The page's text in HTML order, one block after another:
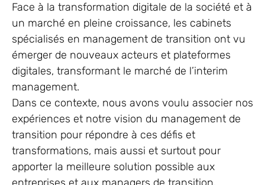
Face à la transformation digitale de la société et à
un marché en pleine croissance, les cabinets
spécialisés en management de transition ont vu
émerger de nouveaux acteurs et plateformes
digitales, transformant le marché de l’interim
management.
Dans ce contexte, nous avons voulu associer nos
expériences et notre vision du management de
transition pour répondre à ces défis et
transformations, mais aussi et surtout pour
apporter la meilleure solution possible aux